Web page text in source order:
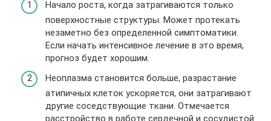
Начало роста, когда затрагиваются только
поверхностные структуры. Может протекать
незаметно без определенной симптоматики.
Если начать интенсивное лечение в это время,
прогноз будет хорошим.
Неоплазма становится больше, разрастание
атипичных клеток ускоряется, они затрагивают
другие соседствующие ткани. Отмечается
расстройство в работе сердечной и сосудистой